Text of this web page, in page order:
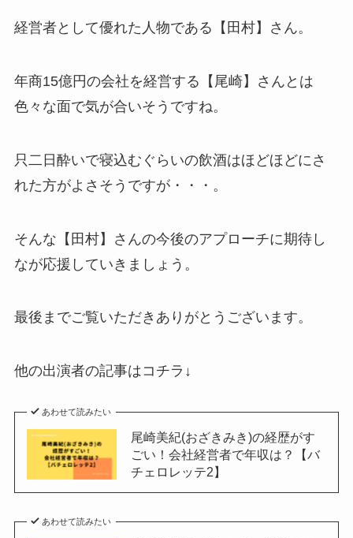
経営者として優れた人物である【田村】さん。
年商15億円の会社を経営する【尾崎】さんとは
色々な面で気が合いそうですね。
只二日酔いで寝込むぐらいの飲酒はほどほどにさ
れた方がよさそうですが・・・。
そんな【田村】さんの今後のアプローチに期待し
なが応援していきましょう。
最後までご覧いただきありがとうございます。
他の出演者の記事はコチラ↓
あわせて読みたい
尾崎美紀(おざきみき)の経歴がす
ごい！会社経営者で年収は？【バ
チェロレッテ2】
あわせて読みたい